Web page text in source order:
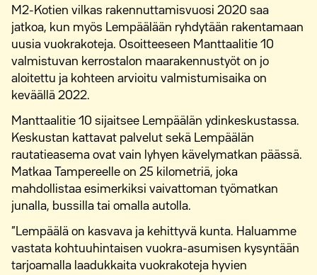
M2-Kotien vilkas rakennuttamisvuosi 2020 saa
jatkoa, kun myös Lempäälään ryhdytään rakentamaan
uusia vuokrakoteja. Osoitteeseen Manttaalitie 10
valmistuvan kerrostalon maarakennustyöt on jo
aloitettu ja kohteen arvioitu valmistumisaika on
keväällä 2022.
Manttaalitie 10 sijaitsee Lempäälän ydinkeskustassa.
Keskustan kattavat palvelut sekä Lempäälän
rautatieasema ovat vain lyhyen kävelymatkan päässä.
Matkaa Tampereelle on 25 kilometriä, joka
mahdollistaa esimerkiksi vaivattoman työmatkan
junalla, bussilla tai omalla autolla.
”Lempäälä on kasvava ja kehittyvä kunta. Haluamme
vastata kohtuuhintaisen vuokra-asumisen kysyntään
tarjoamalla laadukkaita vuokrakoteja hyvien